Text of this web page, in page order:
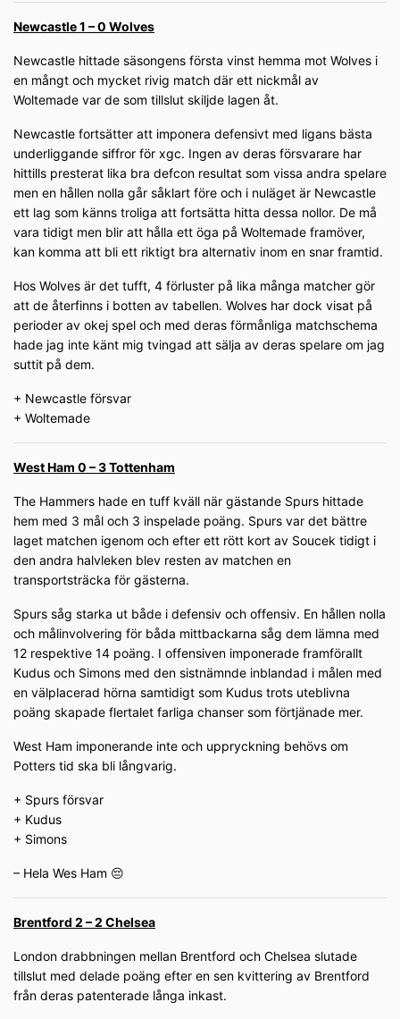
Newcastle 1 – 0 Wolves
Newcastle hittade säsongens första vinst hemma mot Wolves i
en mångt och mycket rivig match där ett nickmål av
Woltemade var de som tillslut skiljde lagen åt.
Newcastle fortsätter att imponera defensivt med ligans bästa
underliggande siffror för xgc. Ingen av deras försvarare har
hittills presterat lika bra defcon resultat som vissa andra spelare
men en hållen nolla går såklart före och i nuläget är Newcastle
ett lag som känns troliga att fortsätta hitta dessa nollor. De må
vara tidigt men blir att hålla ett öga på Woltemade framöver,
kan komma att bli ett riktigt bra alternativ inom en snar framtid.
Hos Wolves är det tufft, 4 förluster på lika många matcher gör
att de återfinns i botten av tabellen. Wolves har dock visat på
perioder av okej spel och med deras förmånliga matchschema
hade jag inte känt mig tvingad att sälja av deras spelare om jag
suttit på dem.
+ Newcastle försvar
+ Woltemade
West Ham 0 – 3 Tottenham
The Hammers hade en tuff kväll när gästande Spurs hittade
hem med 3 mål och 3 inspelade poäng. Spurs var det bättre
laget matchen igenom och efter ett rött kort av Soucek tidigt i
den andra halvleken blev resten av matchen en
transportsträcka för gästerna.
Spurs såg starka ut både i defensiv och offensiv. En hållen nolla
och målinvolvering för båda mittbackarna såg dem lämna med
12 respektive 14 poäng. I offensiven imponerade framförallt
Kudus och Simons med den sistnämnde inblandad i målen med
en välplacerad hörna samtidigt som Kudus trots uteblivna
poäng skapade flertalet farliga chanser som förtjänade mer.
West Ham imponerande inte och uppryckning behövs om
Potters tid ska bli långvarig.
+ Spurs försvar
+ Kudus
+ Simons
– Hela Wes Ham 😔
Brentford 2 – 2 Chelsea
London drabbningen mellan Brentford och Chelsea slutade
tillslut med delade poäng efter en sen kvittering av Brentford
från deras patenterade långa inkast.